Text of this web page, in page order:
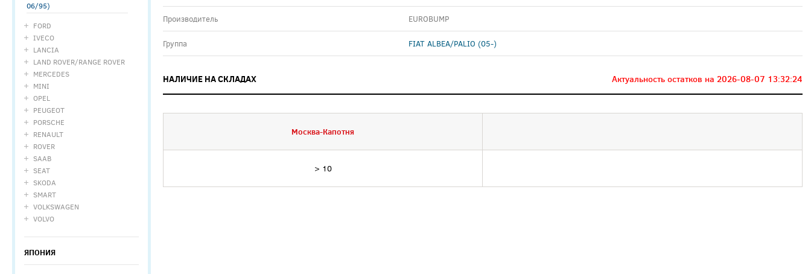
06/95)
FORD
IVECO
LANCIA
LAND ROVER/RANGE ROVER
MERCEDES
MINI
OPEL
PEUGEOT
PORSCHE
RENAULT
ROVER
SAAB
SEAT
SKODA
SMART
VOLKSWAGEN
VOLVO
ЯПОНИЯ
Производитель EUROBUMP
Группа FIAT ALBEA/PALIO (05-)
НАЛИЧИЕ НА СКЛАДАХ Актуальность остатков на 2026-08-07 13:32:24
Москва-Капотня
> 10